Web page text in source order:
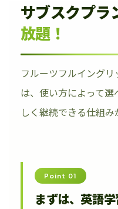
サブスクプラ
放題！
フルーツフルイング
は、使い方によって
しく継続できる仕組み
Point 01
まずは、英語